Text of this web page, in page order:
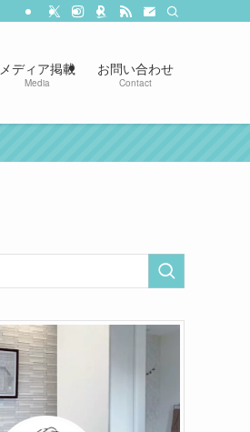
メディア掲載
Media
お問い合わせ
Contact